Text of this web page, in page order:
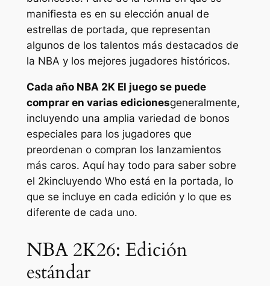
manifiesta es en su elección anual de
estrellas de portada, que representan
algunos de los talentos más destacados de
la NBA y los mejores jugadores históricos.
Cada año NBA 2K El juego se puede
comprar en varias edicionesgeneralmente,
incluyendo una amplia variedad de bonos
especiales para los jugadores que
preordenan o compran los lanzamientos
más caros. Aquí hay todo para saber sobre
el 2kincluyendo Who está en la portada, lo
que se incluye en cada edición y lo que es
diferente de cada uno.
NBA 2K26: Edición
estándar